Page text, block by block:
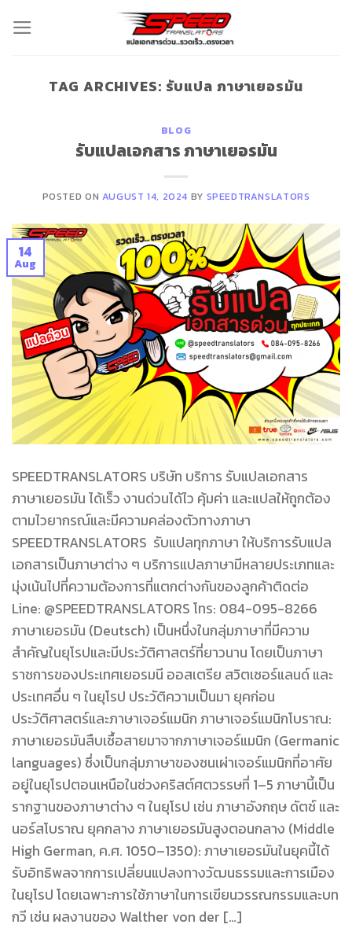
TAG ARCHIVES: รับแปล ภาษาเยอรมัน
BLOG
รับแปลเอกสาร ภาษาเยอรมัน
POSTED ON AUGUST 14, 2024 BY SPEEDTRANSLATORS
14
Aug
SPEEDTRANSLATORS บริษัท บริการ รับแปลเอกสาร
ภาษาเยอรมัน ได้เร็ว งานด่วนได้ไว คุ้มค่า และแปลให้ถูกต้อง
ตามไวยากรณ์และมีความคล่องตัวทางภาษา
SPEEDTRANSLATORS รับแปลทุกภาษา ให้บริการรับแปล
เอกสารเป็นภาษาต่าง ๆ บริการแปลภาษามีหลายประเภทและ
มุ่งเน้นไปที่ความต้องการที่แตกต่างกันของลูกค้าติดต่อ
Line: @SPEEDTRANSLATORS โทร: 084-095-8266
ภาษาเยอรมัน (Deutsch) เป็นหนึ่งในกลุ่มภาษาที่มีความ
สำคัญในยุโรปและมีประวัติศาสตร์ที่ยาวนาน โดยเป็นภาษา
ราชการของประเทศเยอรมนี ออสเตรีย สวิตเซอร์แลนด์ และ
ประเทศอื่น ๆ ในยุโรป ประวัติความเป็นมา ยุคก่อน
ประวัติศาสตร์และภาษาเจอร์แมนิก ภาษาเจอร์แมนิกโบราณ:
ภาษาเยอรมันสืบเชื้อสายมาจากภาษาเจอร์แมนิก (Germanic
languages) ซึ่งเป็นกลุ่มภาษาของชนเผ่าเจอร์แมนิกที่อาศัย
อยู่ในยุโรปตอนเหนือในช่วงคริสต์ศตวรรษที่ 1–5 ภาษานี้เป็น
รากฐานของภาษาต่าง ๆ ในยุโรป เช่น ภาษาอังกฤษ ดัตช์ และ
นอร์สโบราณ ยุคกลาง ภาษาเยอรมันสูงตอนกลาง (Middle
High German, ค.ศ. 1050–1350): ภาษาเยอรมันในยุคนี้ได้
รับอิทธิพลจากการเปลี่ยนแปลงทางวัฒนธรรมและการเมือง
ในยุโรป โดยเฉพาะการใช้ภาษาในการเขียนวรรณกรรมและบท
กวี เช่น ผลงานของ Walther von der […]